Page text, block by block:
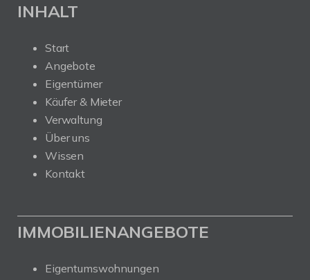
INHALT
Start
Angebote
Eigentümer
Käufer & Mieter
Verwaltung
Über uns
Wissen
Kontakt
IMMOBILIENANGEBOTE
Eigentumswohnungen